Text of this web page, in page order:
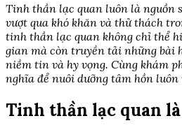
Tinh thần lạc quan luôn là nguồn
vượt qua khó khăn và thử thách
tinh thần lạc quan không chỉ thể
gian mà còn truyền tải những bài
niềm tin và hy vọng. Cùng khám
nghĩa để nuôi dưỡng tâm hồn
Tinh thần lạc quan